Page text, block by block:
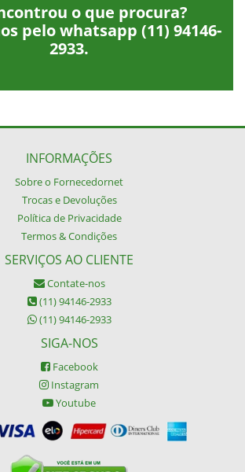
o que procura?
pelo whatsapp (11) 94146-
2933.
INFORMAÇÕES
Sobre o Fornecedornet
Trocas e Devoluções
Política de Privacidade
Termos & Condições
SERVIÇOS AO CLIENTE
Contate-nos
(11) 94146-2933
(11) 94146-2933
SIGA-NOS
Facebook
Instagram
Youtube